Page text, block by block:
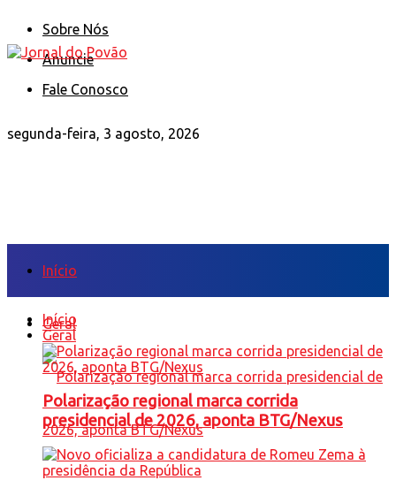
Sobre Nós
Anuncie
Fale Conosco
segunda-feira, 3 agosto, 2026
Início
Geral
Início
Geral
Polarização regional marca corrida
presidencial de 2026, aponta BTG/Nexus